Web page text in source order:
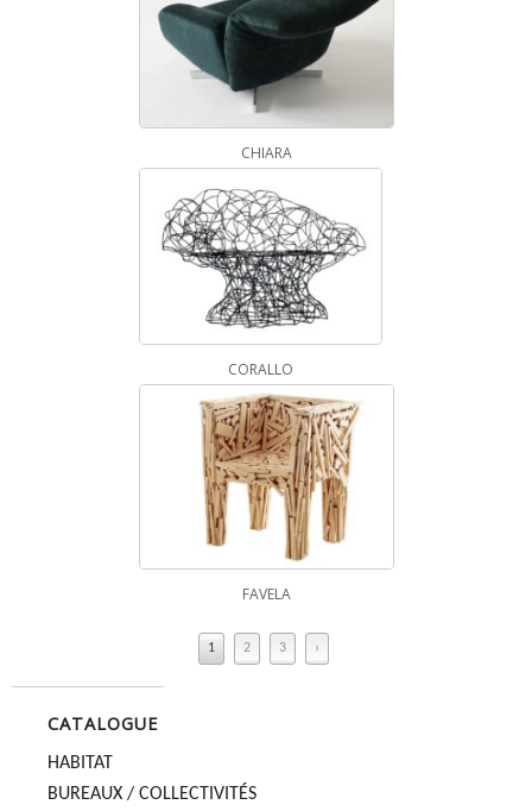
CHIARA
CORALLO
FAVELA
1 2 3 ›
CATALOGUE
HABITAT
BUREAUX / COLLECTIVITÉS